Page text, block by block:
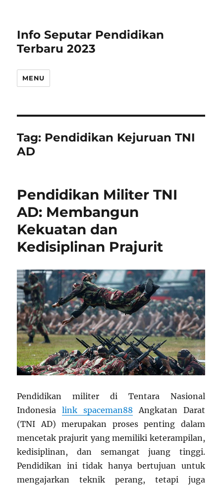
Info Seputar Pendidikan
Terbaru 2023
MENU
Tag: Pendidikan Kejuruan TNI
AD
Pendidikan Militer TNI
AD: Membangun
Kekuatan dan
Kedisiplinan Prajurit
Pendidikan militer di Tentara Nasional
Indonesialink spaceman88 Angkatan Darat
(TNI AD) merupakan proses penting dalam
mencetak prajurit yang memiliki keterampilan,
kedisiplinan, dan semangat juang tinggi.
Pendidikan ini tidak hanya bertujuan untuk
mengajarkan teknik perang, tetapi juga